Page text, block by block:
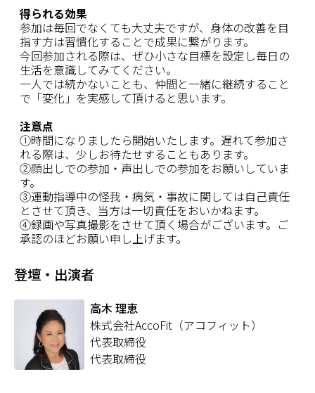
得られる効果
参加は毎回でなくても大丈夫ですが、身体の改善を目
指す方は習慣化することで成果に繋がります。
今回参加される際は、ぜひ小さな目標を設定し毎日の
生活を意識してみてください。
一人では続かないことも、仲間と一緒に継続すること
で「変化」を実感して頂けると思います。
注意点
①時間になりましたら開始いたします。遅れて参加さ
れる際は、少しお待たせすることもあります。
②顔出しでの参加・声出しでの参加をお願いしていま
す。
③運動指導中の怪我・病気・事故に関しては自己責任
とさせて頂き、当方は一切責任をおいかねます。
④録画や写真撮影をさせて頂く場合がございます。ご
承認のほどお願い申し上げます。
登壇・出演者
高木 理恵
株式会社AccoFit（アコフィット）
代表取締役
代表取締役